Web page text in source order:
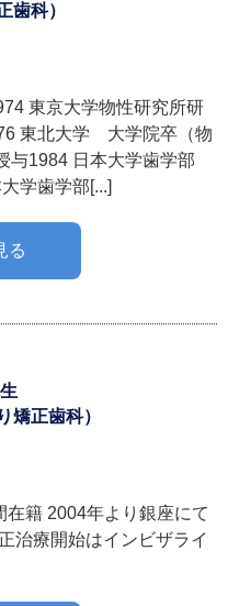
歯科）
東京大学物性研究所研
東北大学 大学院卒（物
与1984 日本大学歯学部
学歯学部[...]
る
矯正歯科）
籍 2004年より銀座にて
治療開始はインビザライ